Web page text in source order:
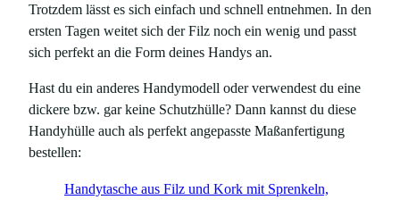
Trotzdem lässt es sich einfach und schnell entnehmen. In den
ersten Tagen weitet sich der Filz noch ein wenig und passt
sich perfekt an die Form deines Handys an.
Hast du ein anderes Handymodell oder verwendest du eine
dickere bzw. gar keine Schutzhülle? Dann kannst du diese
Handyhülle auch als perfekt angepasste Maßanfertigung
bestellen:
Handytasche aus Filz und Kork mit Sprenkeln,